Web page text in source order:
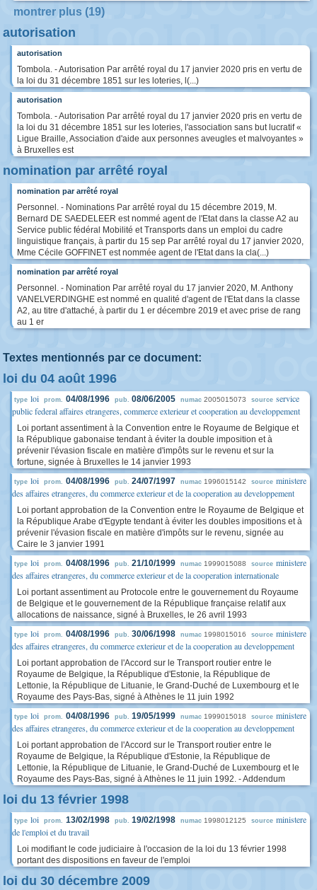
montrer plus (19)
autorisation
autorisation
Tombola. - Autorisation Par arrêté royal du 17 janvier 2020 pris en vertu de
la loi du 31 décembre 1851 sur les loteries, l(...)
autorisation
Tombola. - Autorisation Par arrêté royal du 17 janvier 2020 pris en vertu de
la loi du 31 décembre 1851 sur les loteries, l'association sans but lucratif «
Ligue Braille, Association d'aide aux personnes aveugles et malvoyantes »
à Bruxelles est
nomination par arrêté royal
nomination par arrêté royal
Personnel. - Nominations Par arrêté royal du 15 décembre 2019, M.
Bernard DE SAEDELEER est nommé agent de l'Etat dans la classe A2 au
Service public fédéral Mobilité et Transports dans un emploi du cadre
linguistique français, à partir du 15 sep Par arrêté royal du 17 janvier 2020,
Mme Cécile GOFFINET est nommée agent de l'Etat dans la cla(...)
nomination par arrêté royal
Personnel. - Nomination Par arrêté royal du 17 janvier 2020, M. Anthony
VANELVERDINGHE est nommé en qualité d'agent de l'Etat dans la classe
A2, au titre d'attaché, à partir du 1 er décembre 2019 et avec prise de rang
au 1 er
Textes mentionnés par ce document:
loi du 04 août 1996
type loi prom. 04/08/1996 pub. 08/06/2005 numac 2005015073 source service
public federal affaires etrangeres, commerce exterieur et cooperation au developpement
Loi portant assentiment à la Convention entre le Royaume de Belgique et
la République gabonaise tendant à éviter la double imposition et à
prévenir l'évasion fiscale en matière d'impôts sur le revenu et sur la
fortune, signée à Bruxelles le 14 janvier 1993
type loi prom. 04/08/1996 pub. 24/07/1997 numac 1996015142 source ministere
des affaires etrangeres, du commerce exterieur et de la cooperation au developpement
Loi portant approbation de la Convention entre le Royaume de Belgique et
la République Arabe d'Egypte tendant à éviter les doubles impositions et à
prévenir l'évasion fiscale en matière d'impôts sur le revenu, signée au
Caire le 3 janvier 1991
type loi prom. 04/08/1996 pub. 21/10/1999 numac 1999015088 source ministere
des affaires etrangeres, du commerce exterieur et de la cooperation internationale
Loi portant assentiment au Protocole entre le gouvernement du Royaume
de Belgique et le gouvernement de la République française relatif aux
allocations de naissance, signé à Bruxelles, le 26 avril 1993
type loi prom. 04/08/1996 pub. 30/06/1998 numac 1998015016 source ministere
des affaires etrangeres, du commerce exterieur et de la cooperation au developpement
Loi portant approbation de l'Accord sur le Transport routier entre le
Royaume de Belgique, la République d'Estonie, la République de
Lettonie, la République de Lituanie, le Grand-Duché de Luxembourg et le
Royaume des Pays-Bas, signé à Athènes le 11 juin 1992
type loi prom. 04/08/1996 pub. 19/05/1999 numac 1999015018 source ministere
des affaires etrangeres, du commerce exterieur et de la cooperation au developpement
Loi portant approbation de l'Accord sur le Transport routier entre le
Royaume de Belgique, la République d'Estonie, la République de
Lettonie, la République de Lituanie, le Grand-Duché de Luxembourg et le
Royaume des Pays-Bas, signé à Athènes le 11 juin 1992. - Addendum
loi du 13 février 1998
type loi prom. 13/02/1998 pub. 19/02/1998 numac 1998012125 source ministere
de l'emploi et du travail
Loi modifiant le code judiciaire à l'occasion de la loi du 13 février 1998
portant des dispositions en faveur de l'emploi
loi du 30 décembre 2009